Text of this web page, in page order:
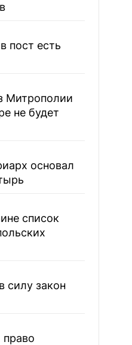
пост есть
Митрополии
не будет
основал
список
силу закон